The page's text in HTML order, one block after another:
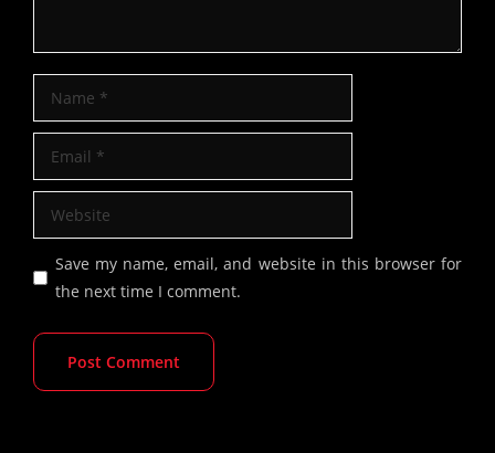
Save my name, email, and website in this browser for
the next time I comment.